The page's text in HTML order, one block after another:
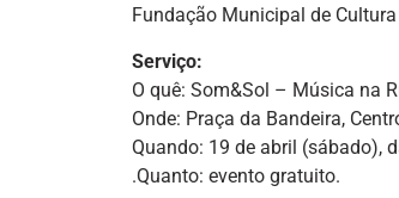
Fundação Municipal de
Serviço:
O quê: Som&Sol – Música na
Onde: Praça da Bandeira,
Quando: 19 de abril (sábado),
.Quanto: evento gratuito.